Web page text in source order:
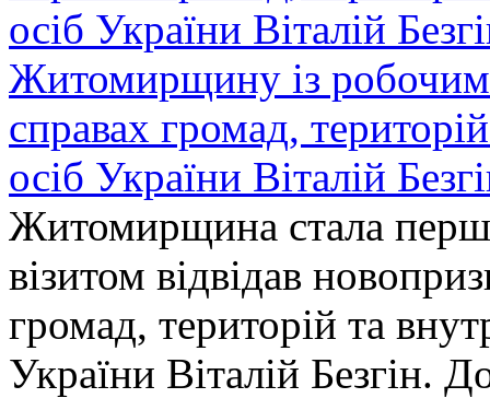
Житомирщину із робочим
справах громад,
осіб України Віталій
Житомирщина стала
візитом відвідав
громад, територій та
України Віталій Безгін.